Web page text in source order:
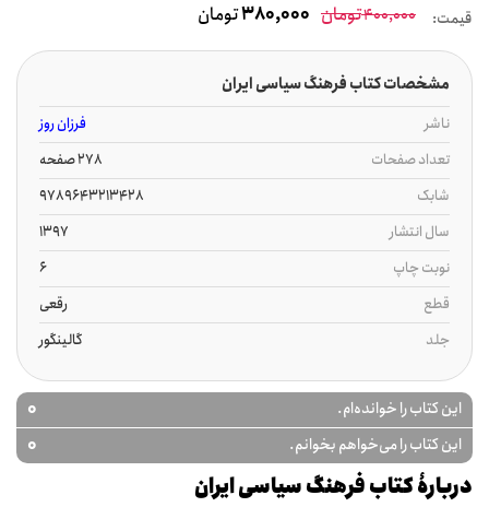
قیمت: 400,000تومان 380,000تومان
مشخصات کتاب فرهنگ سیاسی ایران
ناشر
فرزان روز
تعداد صفحات
278 صفحه
شابک
9789643213428
سال انتشار
1397
نوبت چاپ
6
قطع
رقعی
جلد
گالینگور
این کتاب را خوانده‌ام. 0
این کتاب را می‌خواهم بخوانم. 0
دربارۀ کتاب فرهنگ سیاسی ایران